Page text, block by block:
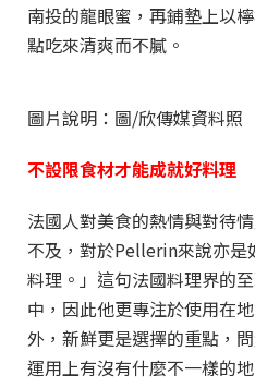
南投的龍眼蜜，再鋪墊上以
點吃來清爽而不膩。
圖片說明：圖/欣傳媒資料照
不設限食材才能成就好料理
法國人對美食的熱情與對待
不及，對於Pellerin來說亦是
料理。」這句法國料理界的
中，因此他更專注於使用在
外，新鮮更是選擇的重點，
運用上有沒有什麼不一樣的